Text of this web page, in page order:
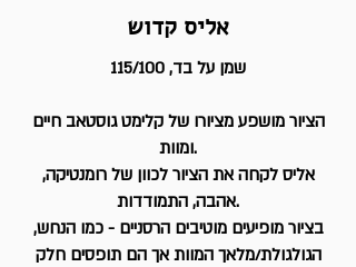
אליס קדוש
שמן על בד, 115/100
הציור מושפע מציורו של קלימט גוסטאב חיים
ומוות.
אליס לקחה את הציור לכוון של רומנטיקה,
אהבה, התמודדות.
בציור מופיעים מוטיבים הרסניים - כמו הנחש,
הגולגולת/מלאך המוות אך הם תופסים חלק